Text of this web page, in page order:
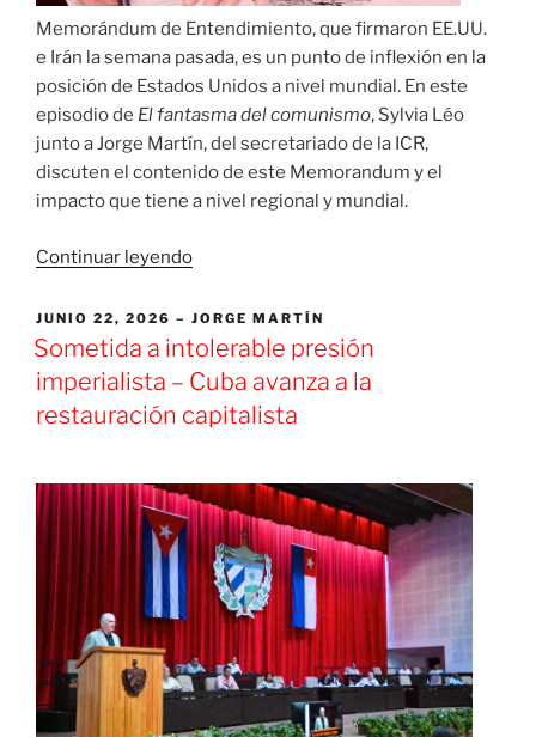
Memorándum de Entendimiento, que firmaron EE.UU.
e Irán la semana pasada, es un punto de inflexión en la
posición de Estados Unidos a nivel mundial. En este
episodio de El fantasma del comunismo, Sylvia Léo
junto a Jorge Martín, del secretariado de la ICR,
discuten el contenido de este Memorandum y el
impacto que tiene a nivel regional y mundial.
Continuar leyendo«[PODCAST]
capitulación
de
EE.UU.
Irán»
PUBLICADO
EL
JUNIO 22, 2026 JORGE MARTÍN
Sometida a intolerable presión
imperialista – Cuba avanza a la
restauración capitalista